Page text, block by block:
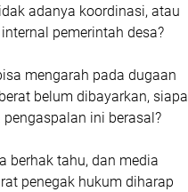
adanya koordinasi, atau
pemerintah desa?
mengarah pada dugaan
belum dibayarkan, siapa
ini berasal?
berhak tahu, dan media
penegak hukum diharap